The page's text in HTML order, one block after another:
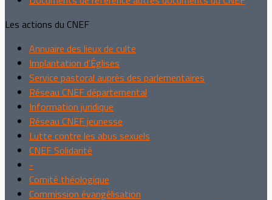
Les actions du CNEF
Annuaire des lieux de culte
Implantation d'Églises
Service pastoral auprès des parlementaires
Réseau CNEF départemental
Information juridique
Réseau CNEF jeunesse
Lutte contre les abus sexuels
CNEF Solidarité
-
Comité théologique
Commission évangélisation